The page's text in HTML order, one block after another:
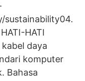
sustainability04.
HATI
daya
komputer
Bahasa